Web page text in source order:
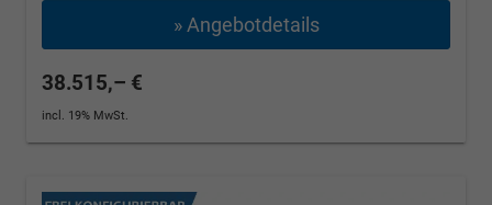
» Angebotdetails
38.515,– €
incl. 19% MwSt.